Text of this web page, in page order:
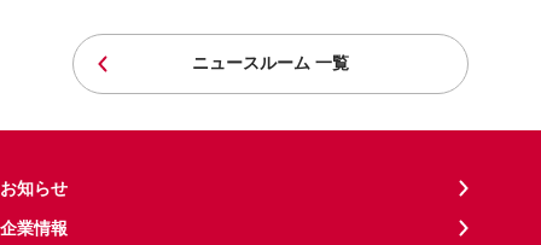
ニュースルーム 一覧
お知らせ
企業情報